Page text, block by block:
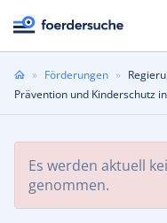
Sie
sind
» Förderungen »
Prävention und Kinderschutz
Es werden aktuell
genommen.